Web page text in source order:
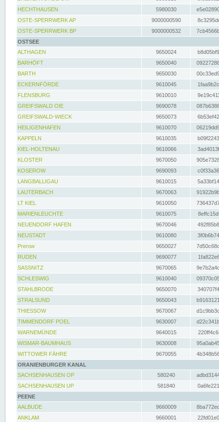
HECHTHAUSEN
5980030
OSTE-SPERRWERK AP
9000000590
OSTE-SPERRWERK BP
9000000532
OSTSEE
ALTHAGEN
9650024
BARHÖFT
9650040
BARTH
9650030
ECKERNFÖRDE
9610045
FLENSBURG
9610010
GREIFSWALD OIE
9690078
GREIFSWALD-WIECK
9650073
HEILIGENHAFEN
9610070
KAPPELN
9610035
KIEL-HOLTENAU
9610066
KLOSTER
9670050
KOSEROW
9690093
LANGBALLIGAU
9610015
LAUTERBACH
9670063
LT KIEL
9610050
MARIENLEUCHTE
9610075
NEUENDORF HAFEN
9670046
NEUSTADT
9610080
Prerow
9650027
RUDEN
9690077
SASSNITZ
9670065
SCHLESWIG
9610040
STAHLBRODE
9650070
STRALSUND
9650043
THIESSOW
9670067
TIMMENDORF POEL
9630007
WARNEMÜNDE
9640015
WISMAR-BAUMHAUS
9630008
WITTOWER FÄHRE
9670055
ORANIENBURGER KANAL
SACHSENHAUSEN OP
580240
SACHSENHAUSEN UP
581840
PEENE
AALBUDE
9660009
ANKLAM
9660001